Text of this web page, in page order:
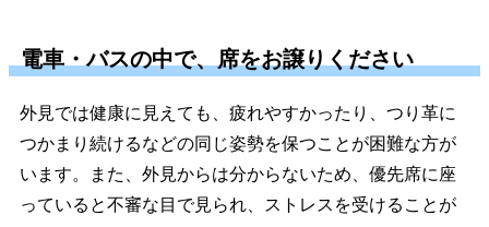
電車・バスの中で、席をお譲りください
外見では健康に見えても、疲れやすかったり、つり革に
つかまり続けるなどの同じ姿勢を保つことが困難な方が
います。また、外見からは分からないため、優先席に座
っていると不審な目で見られ、ストレスを受けることが